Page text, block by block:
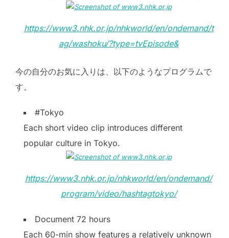
https://www3.nhk.or.jp/nhkworld/en/ondemand/t
ag/washoku/?type=tvEpisode&
今の自分のお気に入りは、以下のようなプログラムで
す。
#Tokyo
Each short video clip introduces different
popular culture in Tokyo.
https://www3.nhk.or.jp/nhkworld/en/ondemand/
program/video/hashtagtokyo/
Document 72 hours
Each 60-min show features a relatively unknown